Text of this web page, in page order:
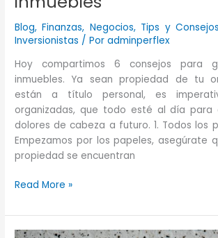
Blog,Finanzas, Negocios, Tips y
Inversionistas / Poradminperflex
Hoy compartimos 6 consejos para
inmuebles. Ya sean propiedad de tu
están a título personal, es
organizadas, que todo esté al día para
dolores de cabeza a futuro. 1. Todos los
Empezamos por los papeles, asegúrate
propiedad se encuentran
6
para
gestionar
Read More »